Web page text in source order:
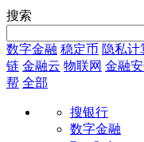
搜索
数字金融 稳定币 隐私计
链 金融云 物联网 金融
帮 全部
搜银行
数字金融